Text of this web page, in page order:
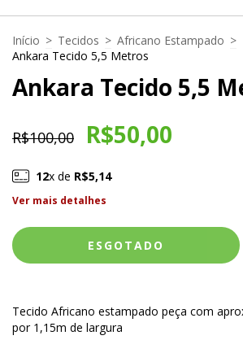
Início > Tecidos > Africano Estampado >
Ankara Tecido 5,5 Metros
Ankara Tecido 5,5
R$100,00 R$50,00
12x de R$5,14
Ver mais detalhes
Tecido Africano estampado peça com
por 1,15m de largura